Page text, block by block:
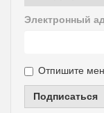
Электронный
Отпишите
Подписаться